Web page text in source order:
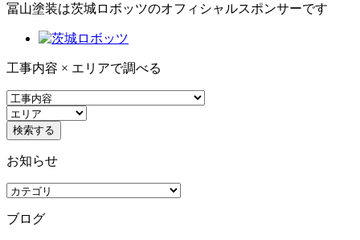
冨山塗装は茨城ロボッツのオフィシャルスポンサーです
工事内容 × エリアで調べる
お知らせ
ブログ